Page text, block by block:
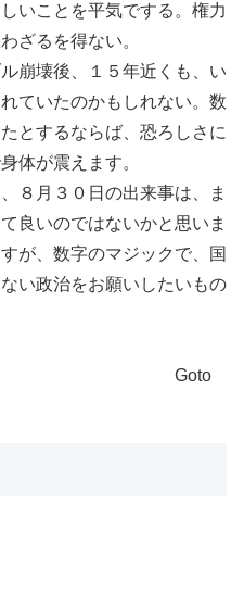
いことを平気でする。権力
ざるを得ない。
崩壊後、１５年近くも、い
ていたのかもしれない。数
とするならば、恐ろしさに
体が震えます。
８月３０日の出来事は、ま
良いのではないかと思いま
が、数字のマジックで、国
い政治をお願いしたいもの